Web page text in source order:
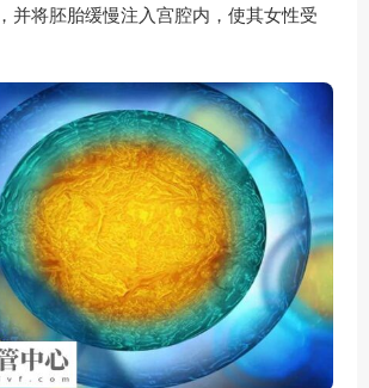
并将胚胎缓慢注入宫腔内，使其女性受